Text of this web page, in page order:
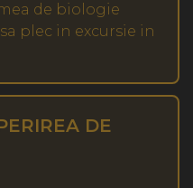
de biologie
plec in excursie in
DE